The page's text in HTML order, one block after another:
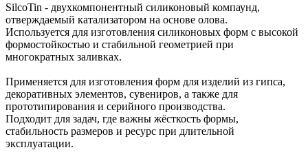
SilcoTin - двухкомпонентный силиконовый компаунд,
отверждаемый катализатором на основе олова.
Используется для изготовления силиконовых форм с высокой
формостойкостью и стабильной геометрией при
многократных заливках.
Применяется для изготовления форм для изделий из гипса,
декоративных элементов, сувениров, а также для
прототипирования и серийного производства.
Подходит для задач, где важны жёсткость формы,
стабильность размеров и ресурс при длительной
эксплуатации.